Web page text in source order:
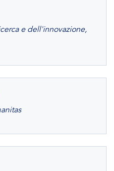
e dell'innovazione,